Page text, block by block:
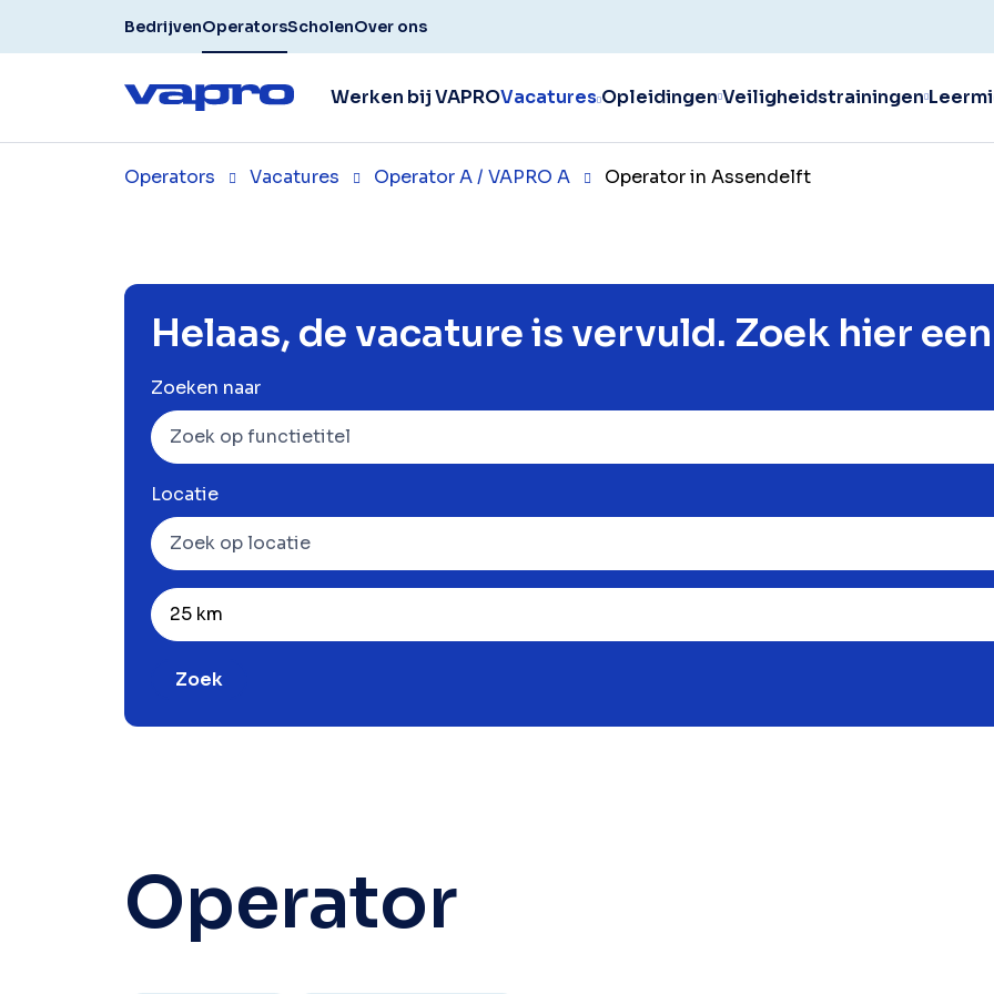
BedrijvenOperators
Werken bij VAPROVacatures Opleidingen Veiligheidstrainingen
ScholenOver ons
Operators Vacatures Operator A / VAPRO A Operator in Assendelft
Helaas, de vacature is vervuld. Zoek hier
Zoeken naar
Locatie
25 km
Zoek
Operator